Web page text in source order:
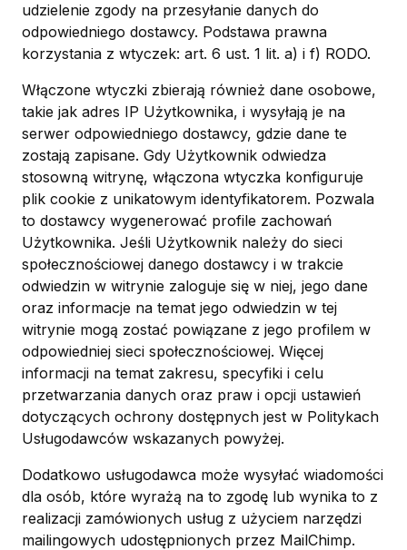
udzielenie zgody na przesyłanie danych do
odpowiedniego dostawcy. Podstawa prawna
korzystania z wtyczek: art. 6 ust. 1 lit. a) i f) RODO.
Włączone wtyczki zbierają również dane osobowe,
takie jak adres IP Użytkownika, i wysyłają je na
serwer odpowiedniego dostawcy, gdzie dane te
zostają zapisane. Gdy Użytkownik odwiedza
stosowną witrynę, włączona wtyczka konfiguruje
plik cookie z unikatowym identyfikatorem. Pozwala
to dostawcy wygenerować profile zachowań
Użytkownika. Jeśli Użytkownik należy do sieci
społecznościowej danego dostawcy i w trakcie
odwiedzin w witrynie zaloguje się w niej, jego dane
oraz informacje na temat jego odwiedzin w tej
witrynie mogą zostać powiązane z jego profilem w
odpowiedniej sieci społecznościowej. Więcej
informacji na temat zakresu, specyfiki i celu
przetwarzania danych oraz praw i opcji ustawień
dotyczących ochrony dostępnych jest w Politykach
Usługodawców wskazanych powyżej.
Dodatkowo usługodawca może wysyłać wiadomości
dla osób, które wyrażą na to zgodę lub wynika to z
realizacji zamówionych usług z użyciem narzędzi
mailingowych udostępnionych przez MailChimp.